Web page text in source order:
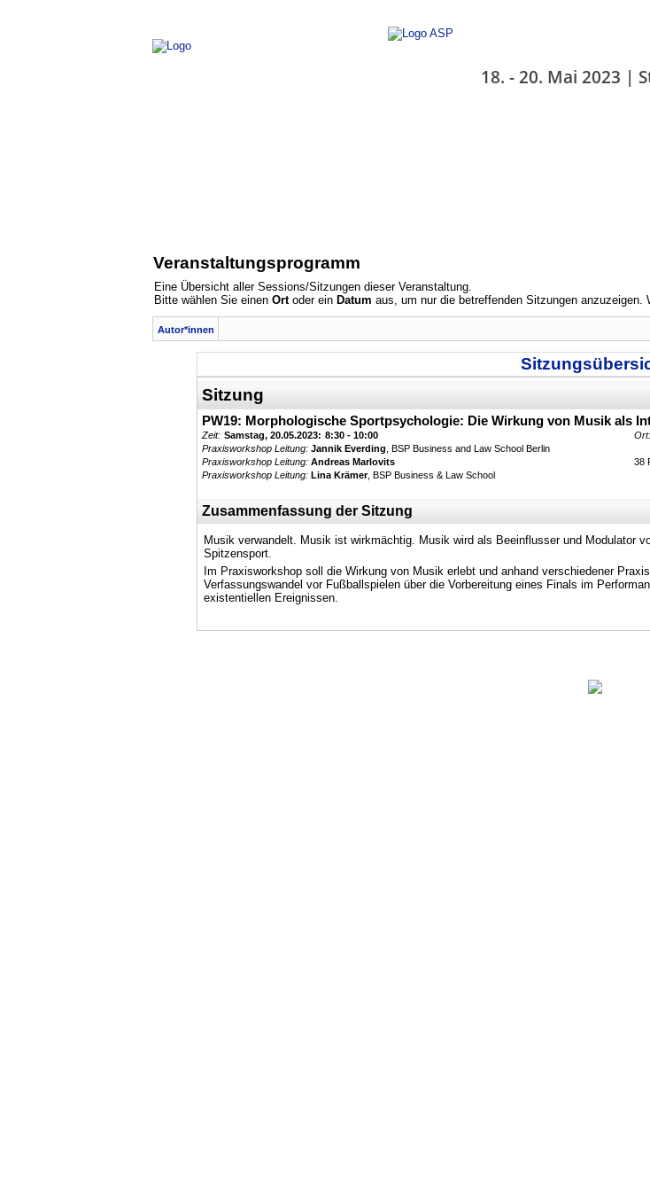
18. - 20. Mai 2023 |
Veranstaltungsprogramm
Eine Übersicht aller Sessions/Sitzungen dieser Veranstaltung.
Bitte wählen Sie einen Ortoder ein Datum aus, um nur die betreffenden Sitzungen
Autor*innen
Sitzung
PW19: Morphologische Sportpsychologie: Die Wirkung von Musik als
Zeit: Samstag, 20.05.2023: 8:30 - 10:00
Praxisworkshop Leitung: Jannik Everding , BSP Business and Law School Berlin
Praxisworkshop Leitung: Andreas Marlovits
Praxisworkshop Leitung: Lina Krämer, BSP Business & Law School
Ort:
38
Zusammenfassung der Sitzung
Musik verwandelt. Musik ist wirkmächtig. Musik wird als Beeinflusser und Modulator
Spitzensport.
Im Praxisworkshop soll die Wirkung von Musik erlebt und anhand verschiedener
Verfassungswandel vor Fußballspielen über die Vorbereitung eines Finals im
existentiellen Ereignissen.